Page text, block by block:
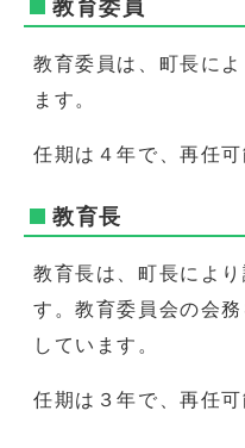
教育委員
教育委員は、町長に
ます。
任期は４年で、再任可
教育長
教育長は、町長によ
す。教育委員会の会
しています。
任期は３年で、再任可